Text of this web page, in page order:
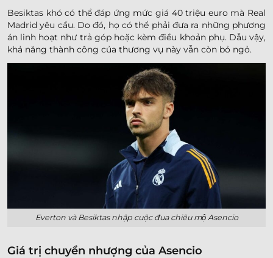
Besiktas khó có thể đáp ứng mức giá 40 triệu euro mà Real
Madrid yêu cầu. Do đó, họ có thể phải đưa ra những phương
án linh hoạt như trả góp hoặc kèm điều khoản phụ. Dẫu vậy,
khả năng thành công của thương vụ này vẫn còn bỏ ngỏ.
Everton và Besiktas nhập cuộc đua chiêu mộ Asencio
Giá trị chuyển nhượng của Asencio